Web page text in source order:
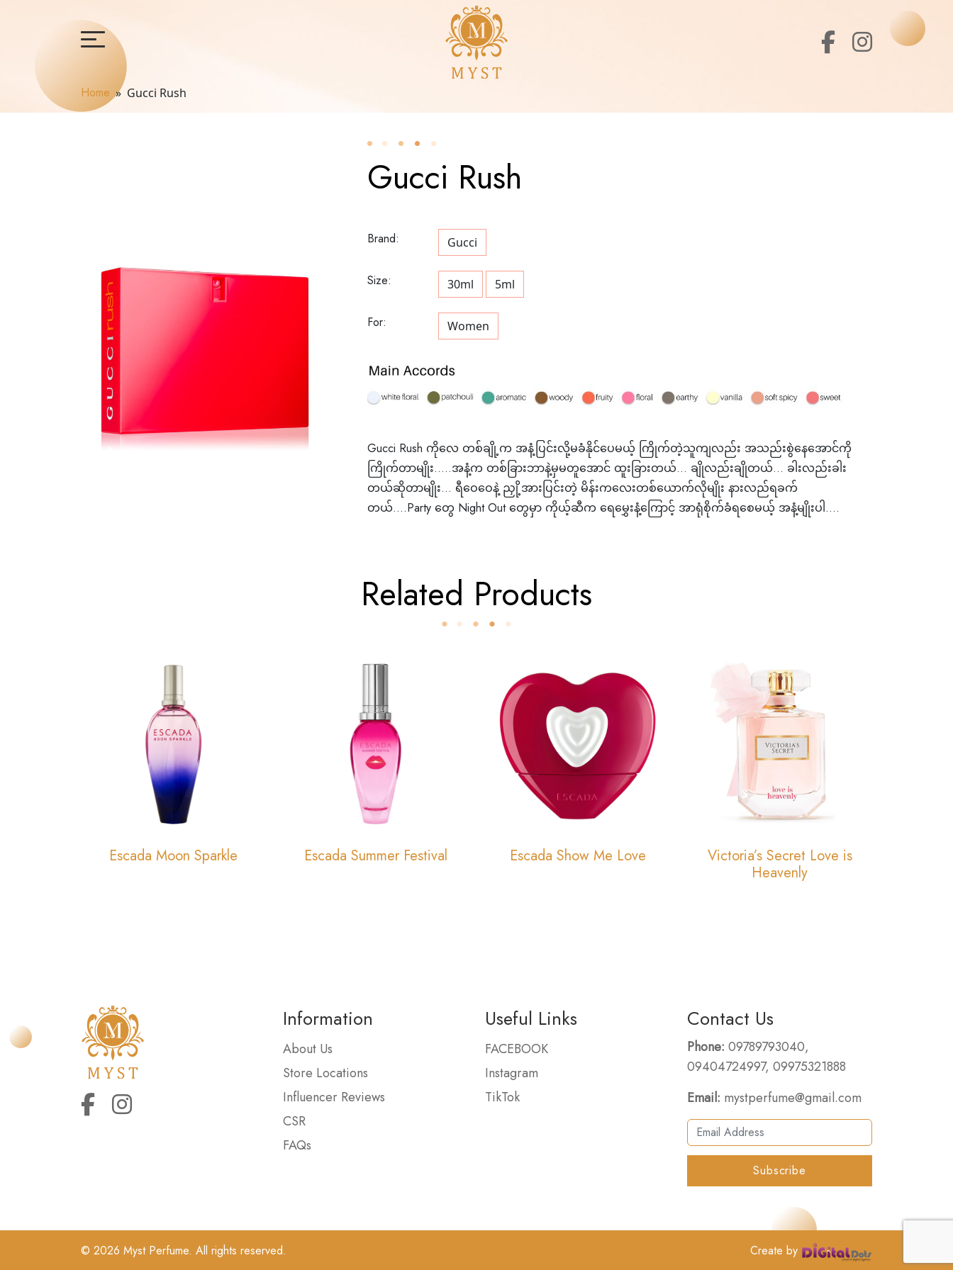
Home » Gucci Rush
Gucci Rush
Brand: Gucci
Size: 30ml 5ml
For: Women
Gucci Rush ကိုလေ တစ်ချို့က အနံ့ပြင်းလို့မခံနိုင်ပေမယ့် ကြိုက်တဲ့သူကျလည်း အသည်းစွဲနေအောင်ကို
ကြိုက်တာမျိုး…..အနံ့က တစ်ခြားဘာနဲ့မှမတူအောင် ထူးခြားတယ်… ချိုလည်းချိုတယ်… ခါးလည်းခါး
တယ်ဆိုတာမျိုး… ရီဝေဝေနဲ့ ညှို့အားပြင်းတဲ့ မိန်းကလေးတစ်ယောက်လိုမျိုး နားလည်ရခက်
တယ်….Party တွေ Night Out တွေမှာ ကိုယ့်ဆီက ရေမွှေးနံ့ကြောင့် အာရုံစိုက်ခံရစေမယ့် အနံ့မျိုးပါ….
Related Products
Escada Moon Sparkle Escada Summer Festival Escada Show Me Love
Victoria’s Secret Love is
Heavenly
Information
About Us
Store Locations
Influencer Reviews
CSR
FAQs
Useful Links
FACEBOOK
Instagram
TikTok
Contact Us
Phone: 09789793040,
09404724997, 09975321888
Email: mystperfume@gmail.com
© 2026 Myst Perfume. All rights reserved. Create by